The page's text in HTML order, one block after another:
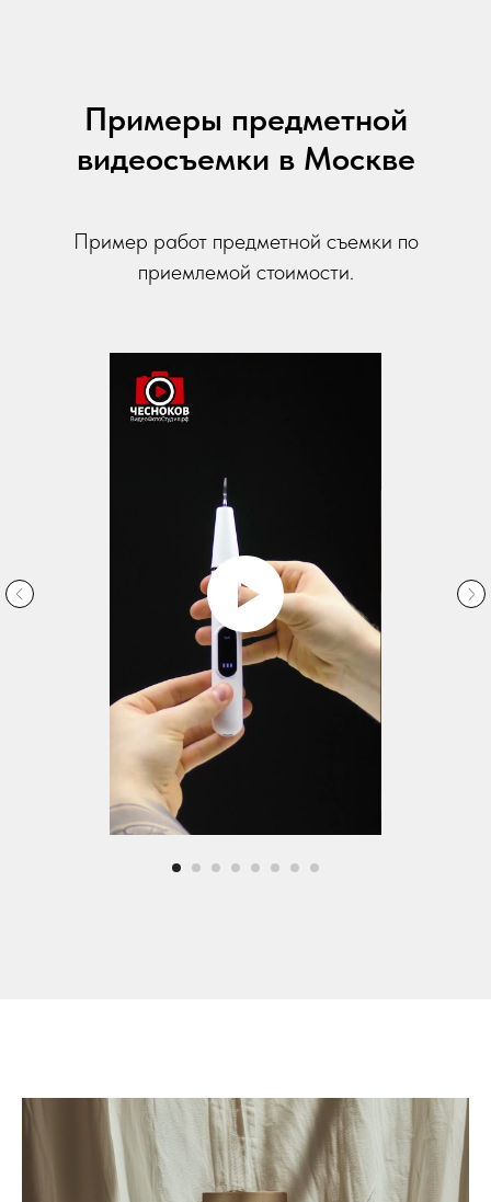
Примеры предметной
видеосъемки в Москве
Пример работ предметной съемки по
приемлемой стоимости.